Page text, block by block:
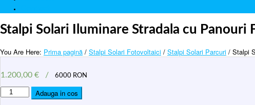
Stalpi Solari Iluminare Stradala cu
You Are Here: Prima pagină / Stalpi Solari Fotovoltaici / Stalpi Solari Parcuri / Stalpi
1.200,00 € / 6000 RON
Cantitate
Stalpi
Adauga in cos